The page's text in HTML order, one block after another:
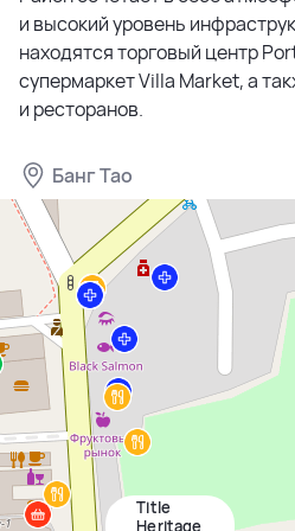
и высокий уровень
находятся торговый центр
супермаркет Villa Market, а
и ресторанов.
Банг Тао
Title
Heritage